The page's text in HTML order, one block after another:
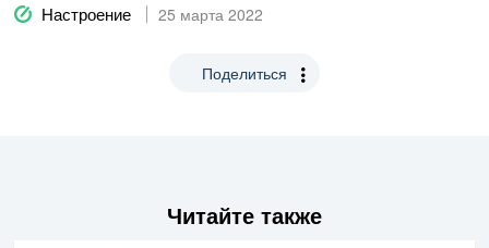
Настроение 25 марта 2022
Поделиться
Читайте также